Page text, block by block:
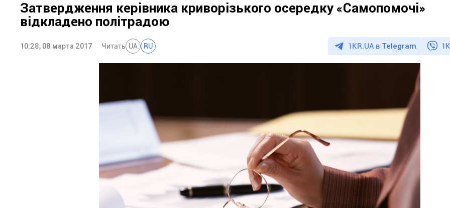
Затвердження керівника криворізького осередку «Самопомочі»
відкладено політрадою
10:28, 08 марта 2017 Читать UA RU 1KR.UA в Telegram